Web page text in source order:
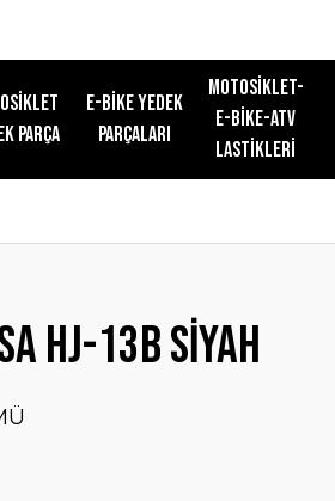
Parça
E-Bike Yedek
Parçaları
Motosiklet-
E-Bike-ATV
Lastikleri
HJ-13B SİYAH